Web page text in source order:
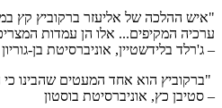
"איש ההלכה של אליעזר ברקוביץ קץ
ערכיה המקיפים... אלו הן עמדות
– ג'רלד בלידשטיין, אוניברסיטת בן-גוריון
"ברקוביץ הוא אחד המעטים שהבינו כי
– סטיבן כץ, אוניברסיטת בוסטון